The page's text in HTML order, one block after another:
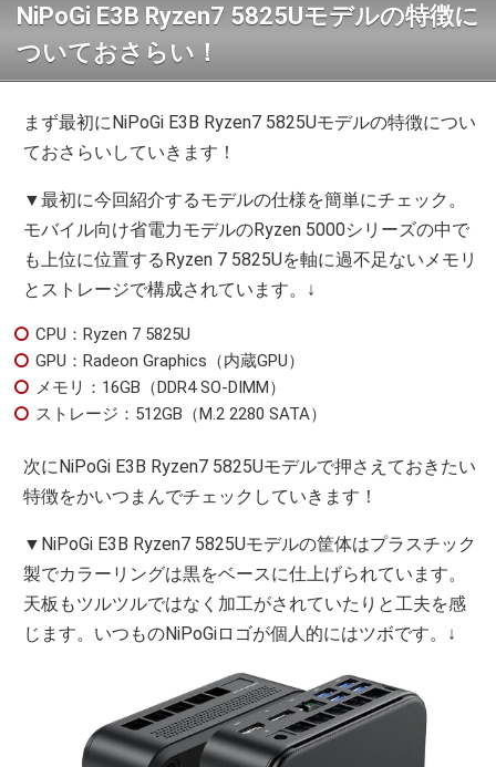
NiPoGi E3B Ryzen7 5825Uモデルの特徴に
ついておさらい！
まず最初にNiPoGi E3B Ryzen7 5825Uモデルの特徴につい
ておさらいしていきます！
▼最初に今回紹介するモデルの仕様を簡単にチェック。
モバイル向け省電力モデルのRyzen 5000シリーズの中で
も上位に位置するRyzen 7 5825Uを軸に過不足ないメモリ
とストレージで構成されています。↓
CPU：Ryzen 7 5825U
GPU：Radeon Graphics（内蔵GPU）
メモリ：16GB（DDR4 SO-DIMM）
ストレージ：512GB（M.2 2280 SATA）
次にNiPoGi E3B Ryzen7 5825Uモデルで押さえておきたい
特徴をかいつまんでチェックしていきます！
▼NiPoGi E3B Ryzen7 5825Uモデルの筐体はプラスチック
製でカラーリングは黒をベースに仕上げられています。
天板もツルツルではなく加工がされていたりと工夫を感
じます。いつものNiPoGiロゴが個人的にはツボです。↓